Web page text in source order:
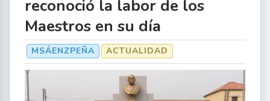
reconoció la labor de los
Maestros en su día
MSÁENZPEÑA ACTUALIDAD